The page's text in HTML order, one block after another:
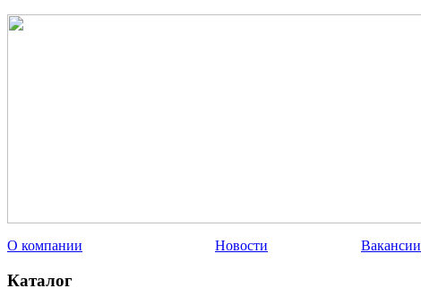
О компании Новости Вакансии
Каталог